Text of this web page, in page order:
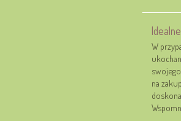
W
na